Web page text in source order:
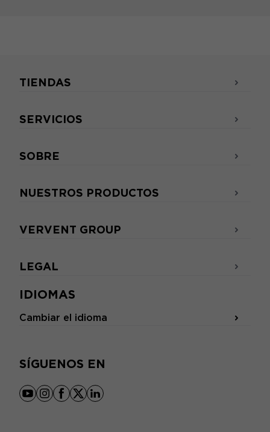
IDIOMAS
Cambiar el idioma
SÍGUENOS EN
youtube
instagram
facebook
x linkedin
TIENDAS
SERVICIOS
SOBRE
NUESTROS PRODUCTOS
VERVENT GROUP
LEGAL